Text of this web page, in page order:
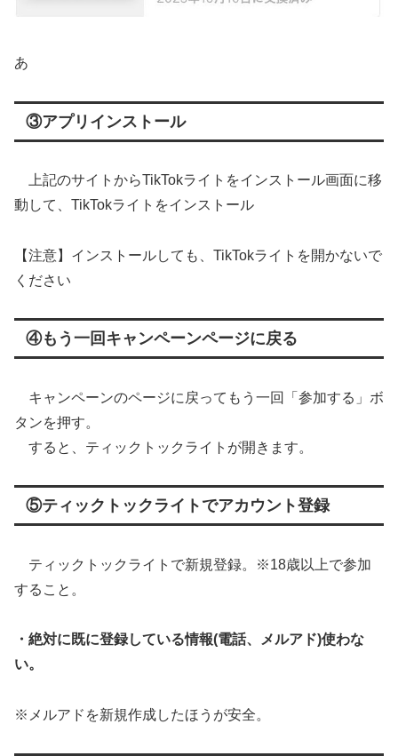
あ
③アプリインストール
上記のサイトからTikTokライトをインストール画面に移
動して、TikTokライトをインストール
【注意】インストールしても、TikTokライトを開かないで
ください
④もう一回キャンペーンページに戻る
キャンペーンのページに戻ってもう一回「参加する」ボ
タンを押す。
すると、ティックトックライトが開きます。
⑤ティックトックライトでアカウント登録
ティックトックライトで新規登録。※18歳以上で参加
すること。
・絶対に既に登録している情報(電話、メルアド)使わな
い。
※メルアドを新規作成したほうが安全。